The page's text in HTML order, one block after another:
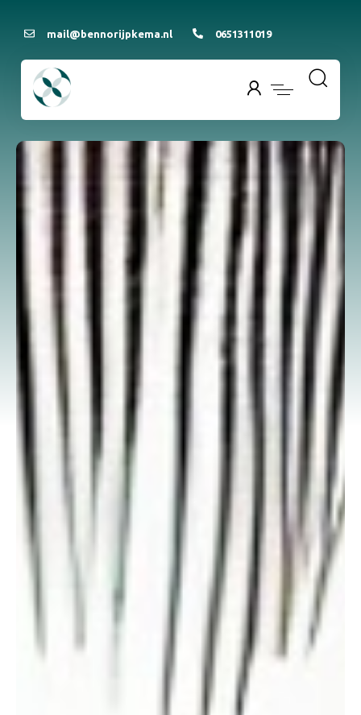
mail@bennorijpkema.nl 0651311019